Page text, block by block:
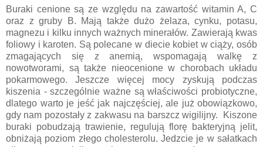
Buraki cenione są ze względu na zawartość witamin A, C
oraz z gruby B. Mają także dużo żelaza, cynku, potasu,
magnezu i kilku innych ważnych minerałów. Zawierają kwas
foliowy i karoten. Są polecane w diecie kobiet w ciąży, osób
zmagających się z anemią, wspomagają walkę z
nowotworami, są także nieocenione w chorobach układu
pokarmowego. Jeszcze więcej mocy zyskują podczas
kiszenia - szczególnie ważne są właściwości probiotyczne,
dlatego warto je jeść jak najczęściej, ale już obowiązkowo,
gdy nam pozostały z zakwasu na barszcz wigilijny. Kiszone
buraki pobudzają trawienie, regulują florę bakteryjną jelit,
obniżają poziom złego cholesterolu. Jedzcie je w sałatkach